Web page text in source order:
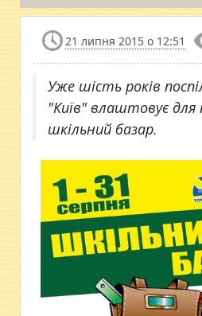
21 липня 2015 о 12:51
Уже шість років
"Київ" влаштовує для
шкільний базар.